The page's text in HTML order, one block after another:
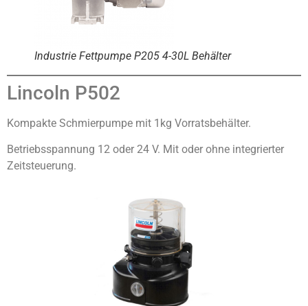
Industrie Fettpumpe P205 4-30L Behälter
Lincoln P502
Kompakte Schmierpumpe mit 1kg Vorratsbehälter.
Betriebsspannung 12 oder 24 V. Mit oder ohne integrierter
Zeitsteuerung.